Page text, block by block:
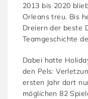
2013 bis 2020
Orleans treu. Bis
Dreiern der beste
Teamgeschichte
Dabei hatte
den Pels:
ersten Jahr dort
möglichen 82